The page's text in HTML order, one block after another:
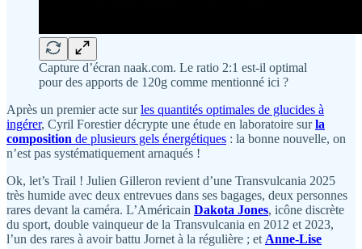
Capture d’écran naak.com. Le ratio 2:1 est-il optimal
pour des apports de 120g comme mentionné ici ?
Après un premier acte surles quantités optimales de glucides à
ingérer, Cyril Forestier décrypte une étude en laboratoire surla
composition de plusieurs gels énergétiques : la bonne nouvelle, on
n’est pas systématiquement arnaqués !
Ok, let’s Trail ! Julien Gilleron revient d’une Transvulcania 2025
très humide avec deux entrevues dans ses bagages, deux personnes
rares devant la caméra. L’Américain Dakota Jones, icône discrète
du sport, double vainqueur de la Transvulcania en 2012 et 2023,
l’un des rares à avoir battu Jornet à la régulière ; et Anne-Lise